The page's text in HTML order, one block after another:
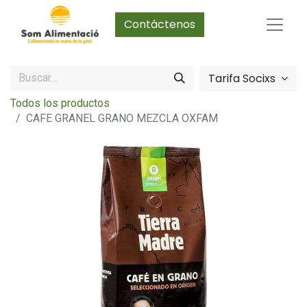
Contáctenos
Tarifa Socixs
Todos los productos
CAFE GRANEL GRANO MEZCLA OXFAM